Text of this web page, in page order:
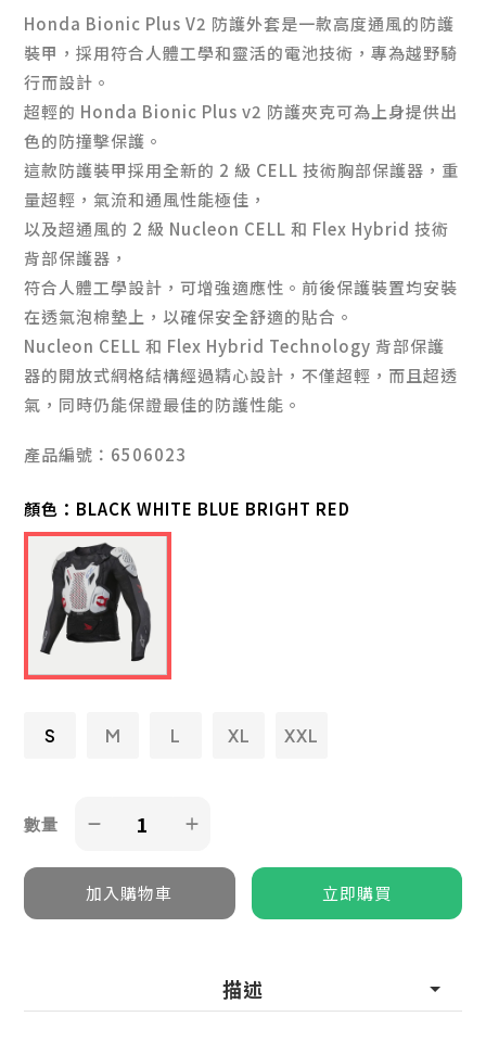
Honda Bionic Plus V2 防護外套是一款高度通風的防護
裝甲，採用符合人體工學和靈活的電池技術，專為越野騎
行而設計。
超輕的 Honda Bionic Plus v2 防護夾克可為上身提供出
色的防撞擊保護。
這款防護裝甲採用全新的 2 級 CELL 技術胸部保護器，重
量超輕，氣流和通風性能極佳，
以及超通風的 2 級 Nucleon CELL 和 Flex Hybrid 技術
背部保護器，
符合人體工學設計，可增強適應性。前後保護裝置均安裝
在透氣泡棉墊上，以確保安全舒適的貼合。
Nucleon CELL 和 Flex Hybrid Technology 背部保護
器的開放式網格結構經過精心設計，不僅超輕，而且超透
氣，同時仍能保證最佳的防護性能。
產品編號：6506023
顏色： BLACK WHITE BLUE BRIGHT RED
S M L XL XXL
數量
描述